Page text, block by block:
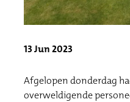
13 Jun 2023
Afgelopen donderdag
overweldigende